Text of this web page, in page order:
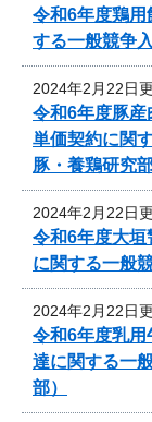
令和6年度鶏用
する一般競争
2024年2月22日
令和6年度豚産
単価契約に関
豚・養鶏研究部
2024年2月22日
令和6年度大垣
に関する一般
2024年2月22日
令和6年度乳用
達に関する一
部）